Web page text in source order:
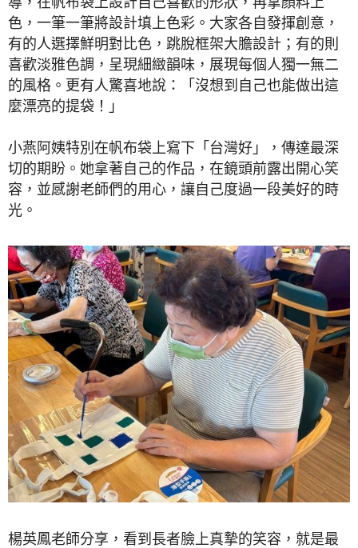
色，一筆一筆將設計填上色彩。大家各自發揮創意，
有的人選擇鮮明對比色，跳脫框架大膽設計；有的則
喜歡淡雅色調，呈現細緻韻味，展現每個人獨一無二
的風格。更有人驚喜地說：「沒想到自己也能做出這
麼漂亮的提袋！」
小燕阿姨特別在帆布袋上寫下「台灣好」，傳達最深
切的期盼。她拿著自己的作品，在鏡頭前露出開心笑
容，並感謝老師們的用心，讓自己度過一段美好的時
光。
楊英鳳老師分享，看到長者臉上真摯的笑容，就是最